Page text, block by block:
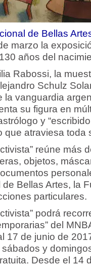
de Bellas
marzo la
años del
Rabossi, la
Schulz
la vanguardia
su figura en
y
que atraviesa toda
reúne más
objetos,
Bellas Artes, la
particulares.
podrá
del
17 de junio de
y
Desde el 14